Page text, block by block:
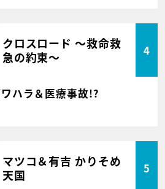
クロスロード ～救命救
急の約束～
4
ハラ＆医療事故!?
マツコ＆有吉 かりそめ
天国
5